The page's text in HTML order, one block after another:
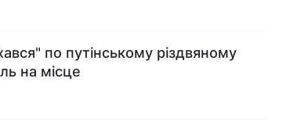
по путінському різдвяному
на місце